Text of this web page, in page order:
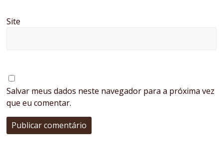
Site
Salvar meus dados neste navegador para a próxima vez
que eu comentar.